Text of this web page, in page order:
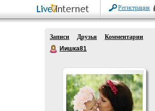
Регистрация
Записи Друзья
Комментарии
Иишка81